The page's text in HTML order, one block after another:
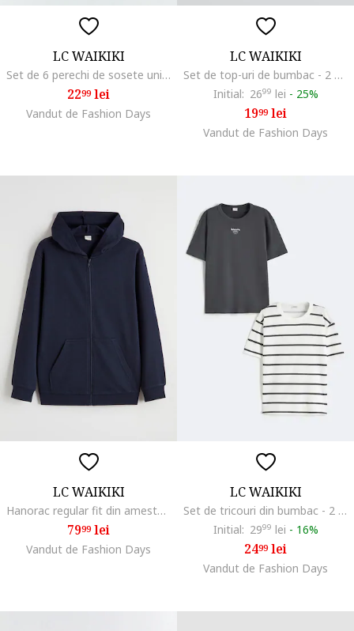
LC WAIKIKI
Set de 6 perechi de sosete uni, Alb optic
2299lei
Vandut de Fashion Days
LC WAIKIKI
Set de top-uri de bumbac - 2 piese, Alb optic
Initial: 2699 lei - 25%
1999lei
Vandut de Fashion Days
LC WAIKIKI
Hanorac regular fit din amestec de bumbac, Albastru ultramarin
7999lei
Vandut de Fashion Days
LC WAIKIKI
Set de tricouri din bumbac - 2 piese, Alb/Gri antracit
Initial: 2999 lei - 16%
2499lei
Vandut de Fashion Days